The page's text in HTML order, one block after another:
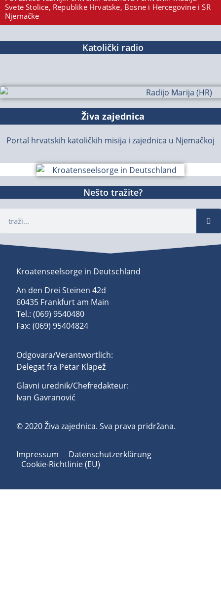
Svete Stolice, Republike Hrvatske, Bosne i Hercegovine i SR
Njemačke
Katolički radio
Živa zajednica
Portal hrvatskih katoličkih misija i zajednica u Njemačkoj
Nešto tražite?
Kroatenseelsorge in Deutschland
An den Drei Steinen 42d
60435 Frankfurt am Main
Tel.: (069) 9540480
Fax: (069) 95404824
Odgovara/Verantwortlich:
Delegat fra Petar Klapež
Glavni urednik/Chefredakteur:
Ivan Gavranović
© 2020 Živa zajednica. Sva prava pridržana.
Impressum
Datenschutzerklärung
Cookie-Richtlinie (EU)